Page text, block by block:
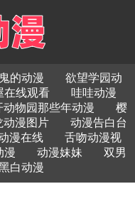
的动漫
欲望学园动
在线观看
哇哇动漫
动物园那些年动漫
樱
动漫图片
动漫告白台
漫在线
舌吻动漫视
漫 动漫妹妹
双男
白动漫